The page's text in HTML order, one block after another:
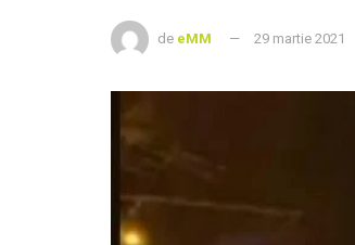
de eMM 29 martie 2021